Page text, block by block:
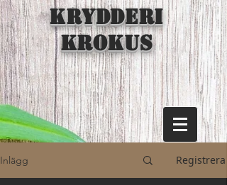
KRYDDERI
KROKUS
Inlägg Registrera